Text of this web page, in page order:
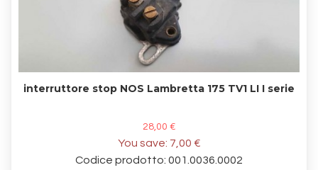
interruttore stop NOS Lambretta 175 TV1 LI I serie
28,00 €
You save: 7,00 €
Codice prodotto: 001.0036.0002